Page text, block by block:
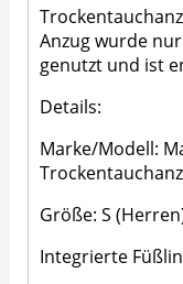
Anzug wurde
genutzt und ist
Details:
Marke/Modell:
Größe: S
Integrierte